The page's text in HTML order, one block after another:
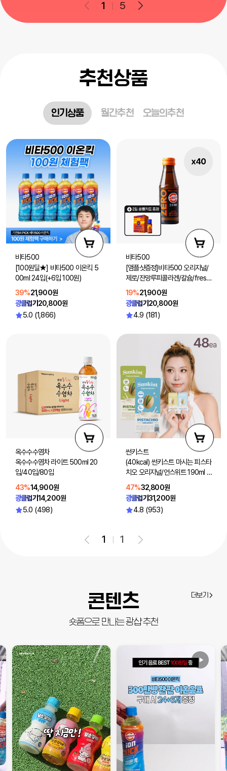
1 5
추천상품
인기상품 월간추천 오늘의추천
비타500
[100원딜★] 비타500 이온킥 5
00ml 24입(+6입 100원)
39%21,900원
광클럽가 20,800원
5.0 (1,866)
비타500
[앰플샷증정]비타500 오리지널/
제로/잔망루피콜라겐/칼슘/fresh
100ml 40입 (맛 선택1)
19%21,900원
광클럽가 20,800원
4.9 (181)
옥수수수염차
옥수수수염차 라이트 500ml 20
입/40입/80입
43%14,900원
광클럽가 14,200원
5.0 (498)
썬키스트
(40kcal) 썬키스트 마시는 피스타
치오 오리지널/언스위트 190ml 4
8입(선택2)
47%32,800원
광클럽가 31,200원
4.8 (953)
1 1
콘텐츠 더보기
숏폼으로 만나는 광샵 추천